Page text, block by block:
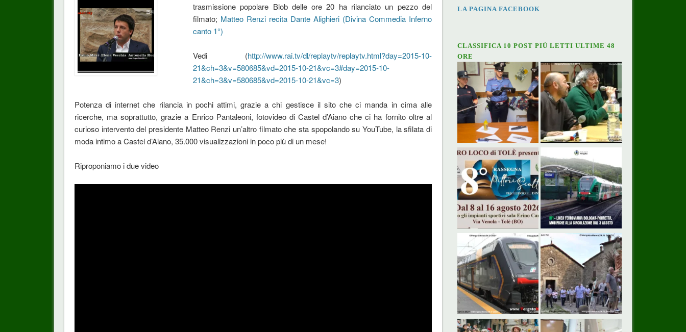
trasmissione popolare Blob delle ore 20 ha rilanciato un pezzo del
filmato; Matteo Renzi recita Dante Alighieri (Divina Commedia Inferno
canto 1°)
Vedi (http://www.rai.tv/dl/replaytv/replaytv.html?day=2015-10-
21&ch=3&v=580685&vd=2015-10-21&vc=3#day=2015-10-
21&ch=3&v=580685&vd=2015-10-21&vc=3)
Potenza di internet che rilancia in pochi attimi, grazie a chi gestisce il sito che ci manda in cima alle
ricerche, ma soprattutto, grazie a Enrico Pantaleoni, fotovideo di Castel d’Aiano che ci ha fornito oltre al
curioso intervento del presidente Matteo Renzi un’altro filmato che sta spopolando su YouTube, la sfilata di
moda intimo a Castel d’Aiano, 35.000 visualizzazioni in poco più di un mese!
Riproponiamo i due video
LA PAGINA FACEBOOK
CLASSIFICA 10 POST PIÙ LETTI ULTIME 48
ORE